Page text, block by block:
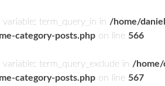
term_query_in in /home/
category-posts.php on line 566
term_query_exclude in /home/
category-posts.php on line 567